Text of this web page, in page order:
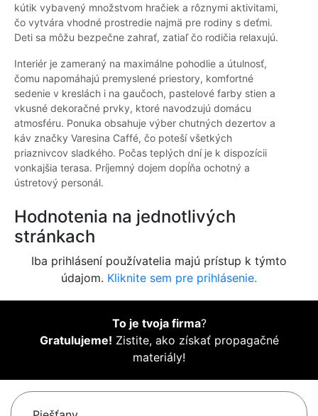
kútik vybavený množstvom hračiek a rôznymi aktivitami,
čo vytvára vhodné prostredie najmä pre rodiny s deťmi.
Deti sa môžu bezpečne zahrať, zatiaľ čo rodičia relaxujú.
Interiér je zameraný na maximálne pohodlie a útulnosť,
čomu napomáhajú premyslené priestory, komfortné
sedenie v kreslách i na gaučoch, pastelové farby stien a
vkusné dekoračné prvky, ktoré navodzujú domácu
atmosféru. Ponuka obsahuje výber chutných dezertov a
káv značky Varesina Caffé, čo poteší všetkých
priaznivcov sladkého. Počas teplých dní je k dispozícii
vonkajšia terasa. Príjemný dojem dopĺňa ochotný a
ústretový personál.
Hodnotenia na jednotlivých
stránkach
Iba prihlásení používatelia majú prístup k týmto
údajom. Kliknite sem pre prihlásenie.
To je tvoja firma?
Gratulujeme! Zistite, ako získať propagačné
materiály!